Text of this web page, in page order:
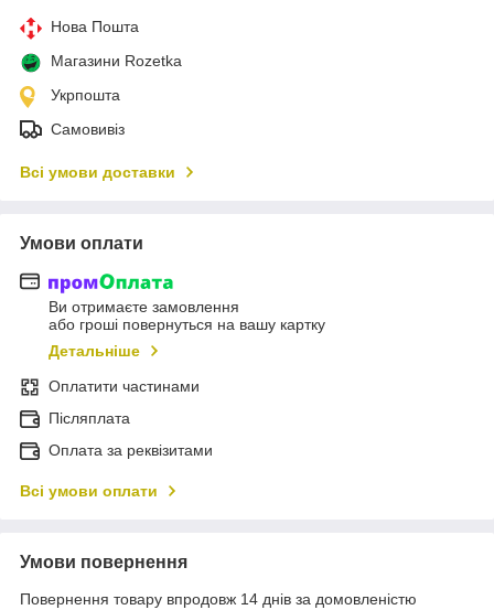
Нова Пошта
Магазини Rozetka
Укрпошта
Самовивіз
Всі умови доставки
Умови оплати
Ви отримаєте замовлення
або гроші повернуться на вашу картку
Детальніше
Оплатити частинами
Післяплата
Оплата за реквізитами
Всі умови оплати
Умови повернення
Повернення товару впродовж 14 днів за домовленістю